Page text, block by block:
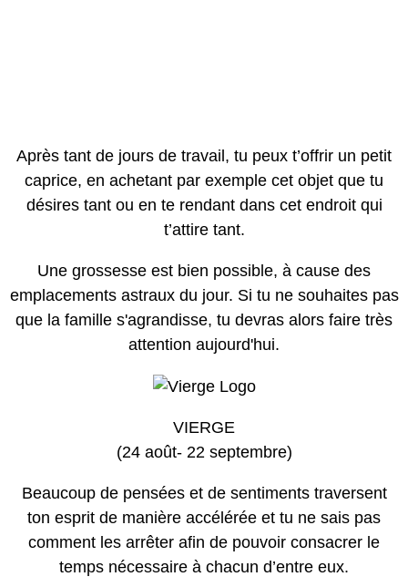
Après tant de jours de travail, tu peux t’offrir un petit
caprice, en achetant par exemple cet objet que tu
désires tant ou en te rendant dans cet endroit qui
t’attire tant.
Une grossesse est bien possible, à cause des
emplacements astraux du jour. Si tu ne souhaites pas
que la famille s'agrandisse, tu devras alors faire très
attention aujourd'hui.
VIERGE
(24 août- 22 septembre)
Beaucoup de pensées et de sentiments traversent
ton esprit de manière accélérée et tu ne sais pas
comment les arrêter afin de pouvoir consacrer le
temps nécessaire à chacun d’entre eux.